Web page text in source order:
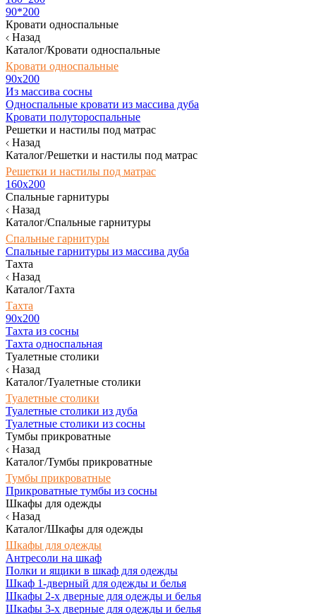
90*200
Кровати односпальные
Назад
Каталог/Кровати односпальные
Кровати односпальные
90х200
Из массива сосны
Односпальные кровати из массива дуба
Кровати полутороспальные
Решетки и настилы под матрас
Назад
Каталог/Решетки и настилы под матрас
Решетки и настилы под матрас
160х200
Спальные гарнитуры
Назад
Каталог/Спальные гарнитуры
Спальные гарнитуры
Спальные гарнитуры из массива дуба
Тахта
Назад
Каталог/Тахта
Тахта
90х200
Тахта из сосны
Тахта односпальная
Туалетные столики
Назад
Каталог/Туалетные столики
Туалетные столики
Туалетные столики из дуба
Туалетные столики из сосны
Тумбы прикроватные
Назад
Каталог/Тумбы прикроватные
Тумбы прикроватные
Прикроватные тумбы из сосны
Шкафы для одежды
Назад
Каталог/Шкафы для одежды
Шкафы для одежды
Антресоли на шкаф
Полки и ящики в шкаф для одежды
Шкаф 1-дверный для одежды и белья
Шкафы 2-х дверные для одежды и белья
Шкафы 3-х дверные для одежды и белья